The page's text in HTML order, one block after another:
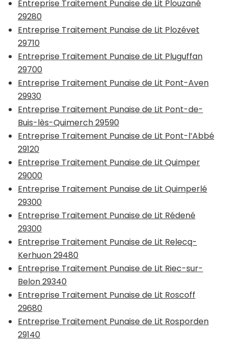
Entreprise Traitement Punaise de Lit Plouzané
29280
Entreprise Traitement Punaise de Lit Plozévet
29710
Entreprise Traitement Punaise de Lit Pluguffan
29700
Entreprise Traitement Punaise de Lit Pont-Aven
29930
Entreprise Traitement Punaise de Lit Pont-de-
Buis-lès-Quimerch 29590
Entreprise Traitement Punaise de Lit Pont-l’Abbé
29120
Entreprise Traitement Punaise de Lit Quimper
29000
Entreprise Traitement Punaise de Lit Quimperlé
29300
Entreprise Traitement Punaise de Lit Rédené
29300
Entreprise Traitement Punaise de Lit Relecq-
Kerhuon 29480
Entreprise Traitement Punaise de Lit Riec-sur-
Belon 29340
Entreprise Traitement Punaise de Lit Roscoff
29680
Entreprise Traitement Punaise de Lit Rosporden
29140